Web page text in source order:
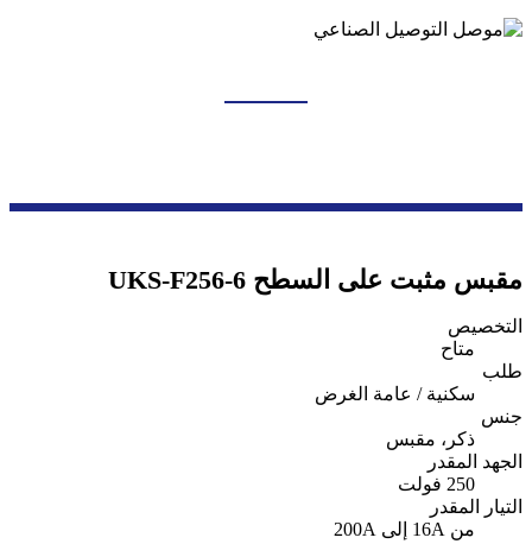
مقبس مثبت على السطح UKS-F256-6
التخصيص
متاح
طلب
سكنية / عامة الغرض
جنس
ذكر، مقبس
الجهد المقدر
250 فولت
التيار المقدر
من 16A إلى 200A